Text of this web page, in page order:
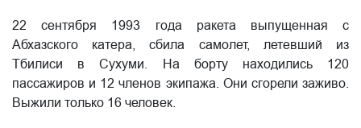
22 сентября 1993 года ракета выпущенная с
Абхазского катера, сбила самолет, летевший из
Тбилиси в Сухуми. На борту находились 120
пассажиров и 12 членов экипажа. Они сгорели заживо.
Выжили только 16 человек.